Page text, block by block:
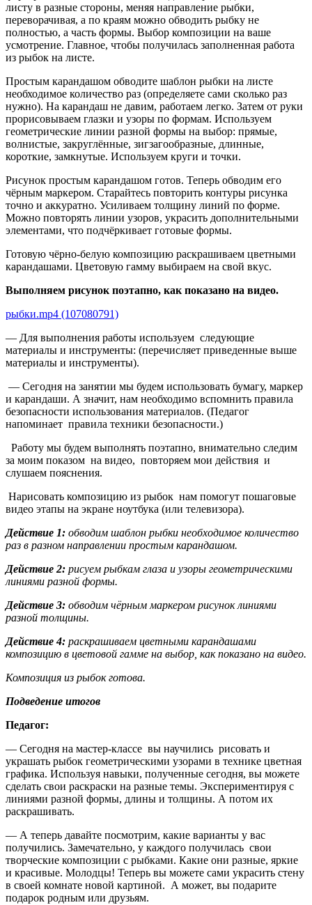
листу в разные стороны, меняя направление рыбки,
переворачивая, а по краям можно обводить рыбку не
полностью, а часть формы. Выбор композиции на ваше
усмотрение. Главное, чтобы получилась заполненная работа
из рыбок на листе.
Простым карандашом обводите шаблон рыбки на листе
необходимое количество раз (определяете сами сколько раз
нужно). На карандаш не давим, работаем легко. Затем от руки
прорисовываем глазки и узоры по формам. Используем
геометрические линии разной формы на выбор: прямые,
волнистые, закруглённые, зигзагообразные, длинные,
короткие, замкнутые. Используем круги и точки.
Рисунок простым карандашом готов. Теперь обводим его
чёрным маркером. Старайтесь повторить контуры рисунка
точно и аккуратно. Усиливаем толщину линий по форме.
Можно повторять линии узоров, украсить дополнительными
элементами, что подчёркивает готовые формы.
Готовую чёрно-белую композицию раскрашиваем цветными
карандашами. Цветовую гамму выбираем на свой вкус.
Выполняем рисунок поэтапно, как показано на видео.
рыбки.mp4 (107080791)
— Для выполнения работы используем следующие
материалы и инструменты: (перечисляет приведенные выше
материалы и инструменты).
— Сегодня на занятии мы будем использовать бумагу, маркер
и карандаши. А значит, нам необходимо вспомнить правила
безопасности использования материалов. (Педагог
напоминает правила техники безопасности.)
Работу мы будем выполнять поэтапно, внимательно следим
за моим показом на видео, повторяем мои действия и
слушаем пояснения.
Нарисовать композицию из рыбок нам помогут пошаговые
видео этапы на экране ноутбука (или телевизора).
Действие 1: обводим шаблон рыбки необходимое количество
раз в разном направлении простым карандашом.
Действие 2: рисуем рыбкам глаза и узоры геометрическими
линиями разной формы.
Действие 3: обводим чёрным маркером рисунок линиями
разной толщины.
Действие 4: раскрашиваем цветными карандашами
композицию в цветовой гамме на выбор, как показано на видео.
Композиция из рыбок готова.
Подведение итогов
Педагог:
— Сегодня на мастер-классе вы научились рисовать и
украшать рыбок геометрическими узорами в технике цветная
графика. Используя навыки, полученные сегодня, вы можете
сделать свои раскраски на разные темы. Экспериментируя с
линиями разной формы, длины и толщины. А потом их
раскрашивать.
— А теперь давайте посмотрим, какие варианты у вас
получились. Замечательно, у каждого получилась свои
творческие композиции с рыбками. Какие они разные, яркие
и красивые. Молодцы! Теперь вы можете сами украсить стену
в своей комнате новой картиной. А может, вы подарите
подарок родным или друзьям.